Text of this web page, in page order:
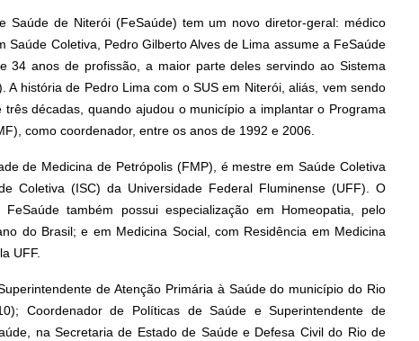
Saúde de Niterói (FeSaúde) tem um novo diretor-geral: médico
Saúde Coletiva, Pedro Gilberto Alves de Lima assume a FeSaúde
34 anos de profissão, a maior parte deles servindo ao Sistema
A história de Pedro Lima com o SUS em Niterói, aliás, vem sendo
três décadas, quando ajudou o município a implantar o Programa
como coordenador, entre os anos de 1992 e 2006.
de Medicina de Petrópolis (FMP), é mestre em Saúde Coletiva
Coletiva (ISC) da Universidade Federal Fluminense (UFF). O
também possui especialização em Homeopatia, pelo
do Brasil; e em Medicina Social, com Residência em Medicina
UFF.
de Atenção Primária à Saúde do município do Rio
Coordenador de Políticas de Saúde e Superintendente de
na Secretaria de Estado de Saúde e Defesa Civil do Rio de